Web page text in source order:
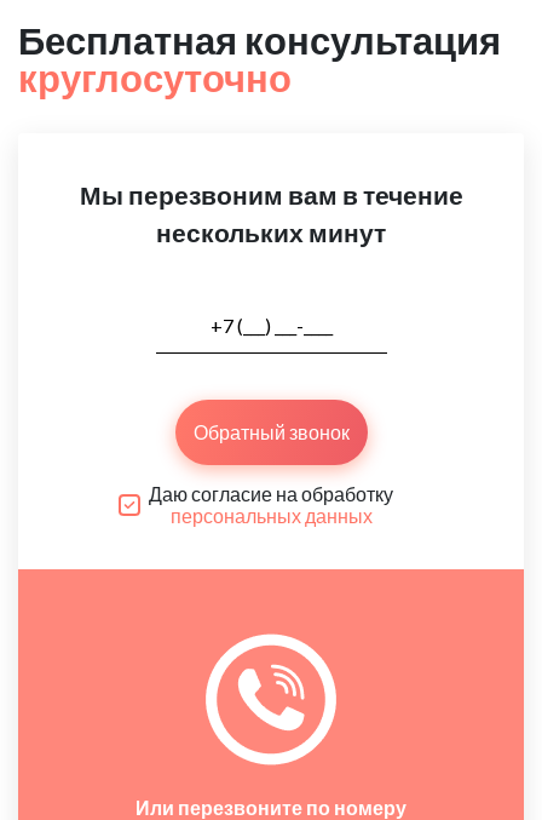
Бесплатная консультация
круглосуточно
Мы перезвоним вам в течение
нескольких минут
Обратный звонок
Даю согласие на обработку
персональных данных
Или перезвоните по номеру